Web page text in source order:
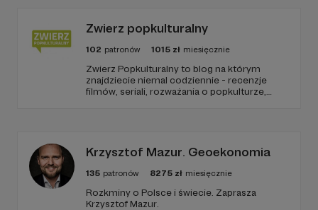
Zwierz popkulturalny
102 patronów 1015 zł miesięcznie
Zwierz Popkulturalny to blog na którym
znajdziecie niemal codziennie - recenzje
filmów, seriali, rozważania o popkulturze,
Krzysztof Mazur. Geoekonomia
135 patronów 8275 zł miesięcznie
Rozkminy o Polsce i świecie. Zaprasza
Krzysztof Mazur.